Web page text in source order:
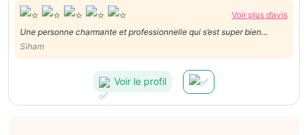
Voir plus d’avis
Une personne charmante et professionnelle qui s’est super bien
occupée de mon chat durant mes vacances, je recommande ses
services !
Siham
Voir le profil